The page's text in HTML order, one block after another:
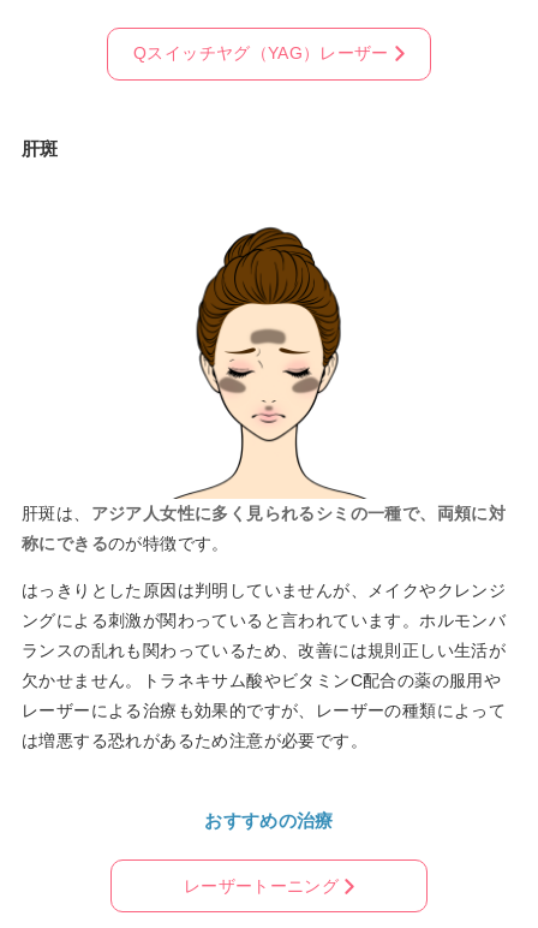
Qスイッチヤグ（YAG）レーザー
肝斑
肝斑は、 アジア人女性に多く見られるシミの一種で、両頬に対
称にできるのが特徴です。
はっきりとした原因は判明していませんが、メイクやクレンジ
ングによる刺激が関わっていると言われています。ホルモンバ
ランスの乱れも関わっているため、改善には規則正しい生活が
欠かせません。トラネキサム酸やビタミンC配合の薬の服用や
レーザーによる治療も効果的ですが、レーザーの種類によって
は増悪する恐れがあるため注意が必要です。
おすすめの治療
レーザートーニング